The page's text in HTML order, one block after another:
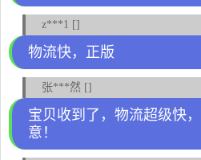
z***1 []
物流快，正版
张***然 []
宝贝收到了，物流超级快
意！